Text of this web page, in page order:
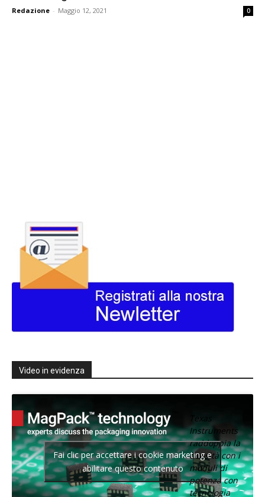
Redazione - Maggio 12, 2021 0
Video in evidenza
Texas
Instruments
raddoppia la
densità con i
moduli di
potenza con
tecnologia
Fai clic per accettare i cookie marketing e
abilitare questo contenuto